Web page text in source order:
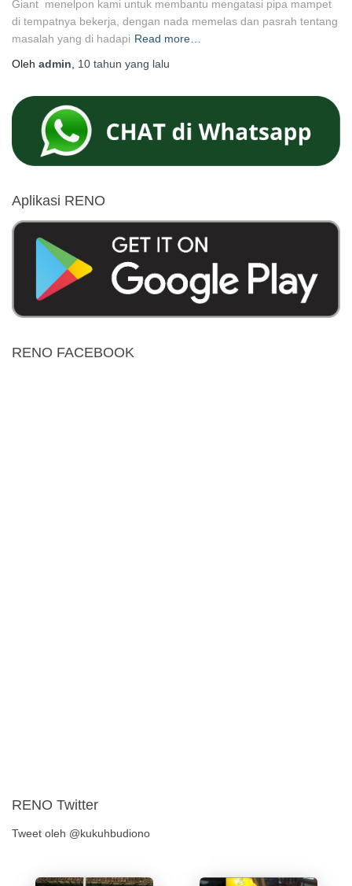
Giant menelpon kami untuk membantu mengatasi pipa mampet
di tempatnya bekerja, dengan nada memelas dan pasrah tentang
masalah yang di hadapi Read more…
Oleh admin 10 tahun yang lalu
Aplikasi RENO
RENO FACEBOOK
RENO Twitter
Tweet oleh @kukuhbudiono